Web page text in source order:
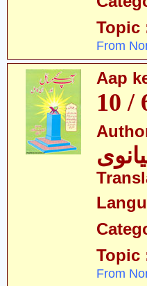
Topic
From
Aap
Topic
From